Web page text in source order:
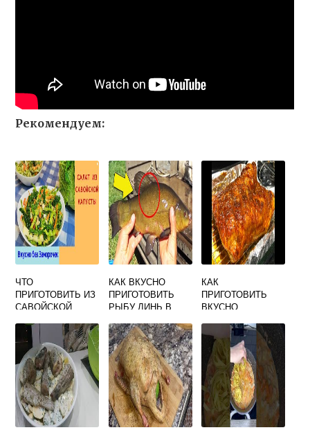
Рекомендуем:
ЧТО
ПРИГОТОВИТЬ ИЗ
САВОЙСКОЙ
И ПРОСТО
КАК ВКУСНО
ПРИГОТОВИТЬ
РЫБУ ЛИНЬ В
УСЛОВИЯХ
КАК
ПРИГОТОВИТЬ
ВКУСНО
СВИНУЮ В
ДУХОВКЕ СОЧНО
ФОЛЬГЕ